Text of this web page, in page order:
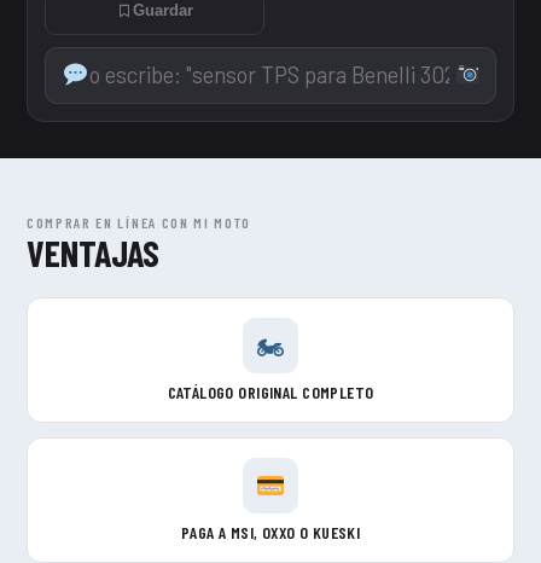
Guardar
COMPRAR EN LÍNEA CON MI MOTO
VENTAJAS
🏍
CATÁLOGO ORIGINAL COMPLETO
PAGA A MSI, OXXO O KUESKI